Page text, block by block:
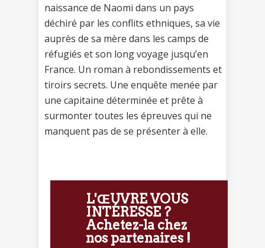
naissance de Naomi dans un pays
déchiré par les conflits ethniques, sa vie
auprès de sa mère dans les camps de
réfugiés et son long voyage jusqu’en
France. Un roman à rebondissements et
tiroirs secrets. Une enquête menée par
une capitaine déterminée et prête à
surmonter toutes les épreuves qui ne
manquent pas de se présenter à elle.
L'ŒUVRE VOUS
INTÉRESSE ?
Achetez-la chez
nos partenaires !